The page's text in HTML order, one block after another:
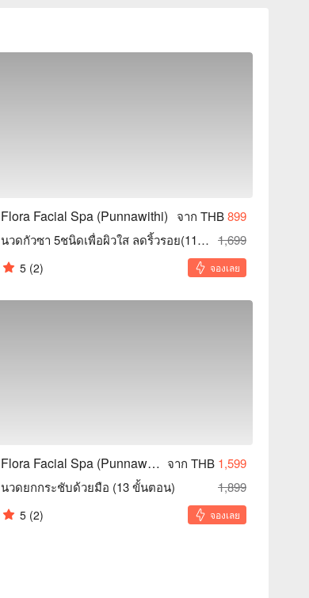
Flora Facial Spa (Punnawithi) จาก THB899
นวดกัวซา 5ชนิดเพื่อผิวใส ลดริ้วรอย(11 ขั้นตอน) 1,699
5 (2) จองเลย
Flora Facial Spa (Punnawithi) จาก THB 1,599
นวดยกกระชับด้วยมือ (13 ขั้นตอน)
1,899
5 (2) จองเลย